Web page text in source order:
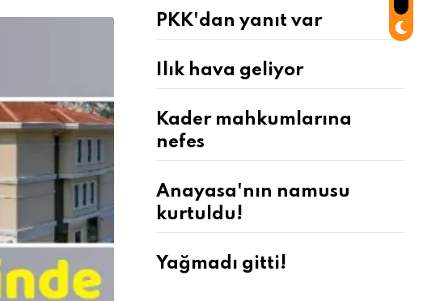
PKK'dan yanıt var
Ilık hava geliyor
Kader mahkumlarına
nefes
Anayasa'nın namusu
kurtuldu!
Yağmadı gitti!